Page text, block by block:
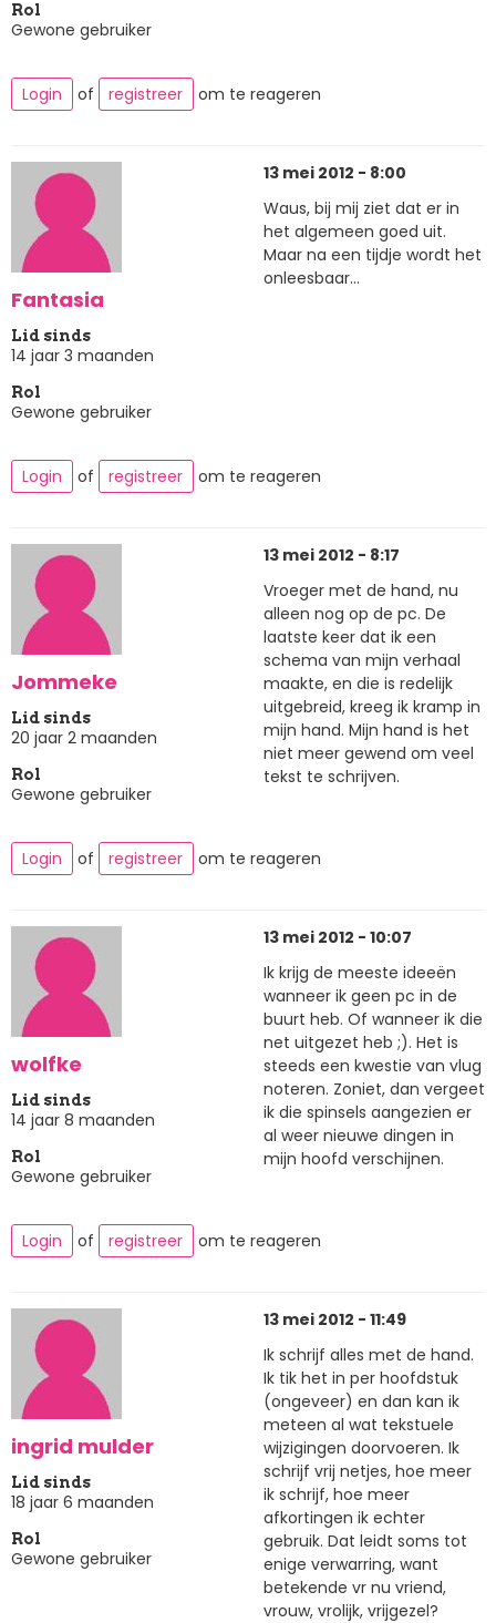
Rol
Gewone gebruiker
Login of registreer om te reageren
Fantasia
Lid sinds
14 jaar 3 maanden
Rol
Gewone gebruiker
13 mei 2012 - 8:00
Waus, bij mij ziet dat er in
het algemeen goed uit.
Maar na een tijdje wordt het
onleesbaar...
Login of registreer om te reageren
Jommeke
Lid sinds
20 jaar 2 maanden
Rol
Gewone gebruiker
13 mei 2012 - 8:17
Vroeger met de hand, nu
alleen nog op de pc. De
laatste keer dat ik een
schema van mijn verhaal
maakte, en die is redelijk
uitgebreid, kreeg ik kramp in
mijn hand. Mijn hand is het
niet meer gewend om veel
tekst te schrijven.
Login of registreer om te reageren
wolfke
Lid sinds
14 jaar 8 maanden
Rol
Gewone gebruiker
13 mei 2012 - 10:07
Ik krijg de meeste ideeën
wanneer ik geen pc in de
buurt heb. Of wanneer ik die
net uitgezet heb ;). Het is
steeds een kwestie van vlug
noteren. Zoniet, dan vergeet
ik die spinsels aangezien er
al weer nieuwe dingen in
mijn hoofd verschijnen.
Login of registreer om te reageren
ingrid mulder
Lid sinds
18 jaar 6 maanden
Rol
Gewone gebruiker
13 mei 2012 - 11:49
Ik schrijf alles met de hand.
Ik tik het in per hoofdstuk
(ongeveer) en dan kan ik
meteen al wat tekstuele
wijzigingen doorvoeren. Ik
schrijf vrij netjes, hoe meer
ik schrijf, hoe meer
afkortingen ik echter
gebruik. Dat leidt soms tot
enige verwarring, want
betekende vr nu vriend,
vrouw, vrolijk, vrijgezel?